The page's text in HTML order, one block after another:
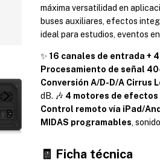
máxima versatilidad en
buses auxiliares, efectos
ideal para estudios, eventos
✨ 16 canales de entrada +
Procesamiento de señal
Conversión A/D-D/A Cirrus
dB. 🎶 4 motores de
Control remoto vía iPad/
MIDAS programables,
🧾 Ficha técnica